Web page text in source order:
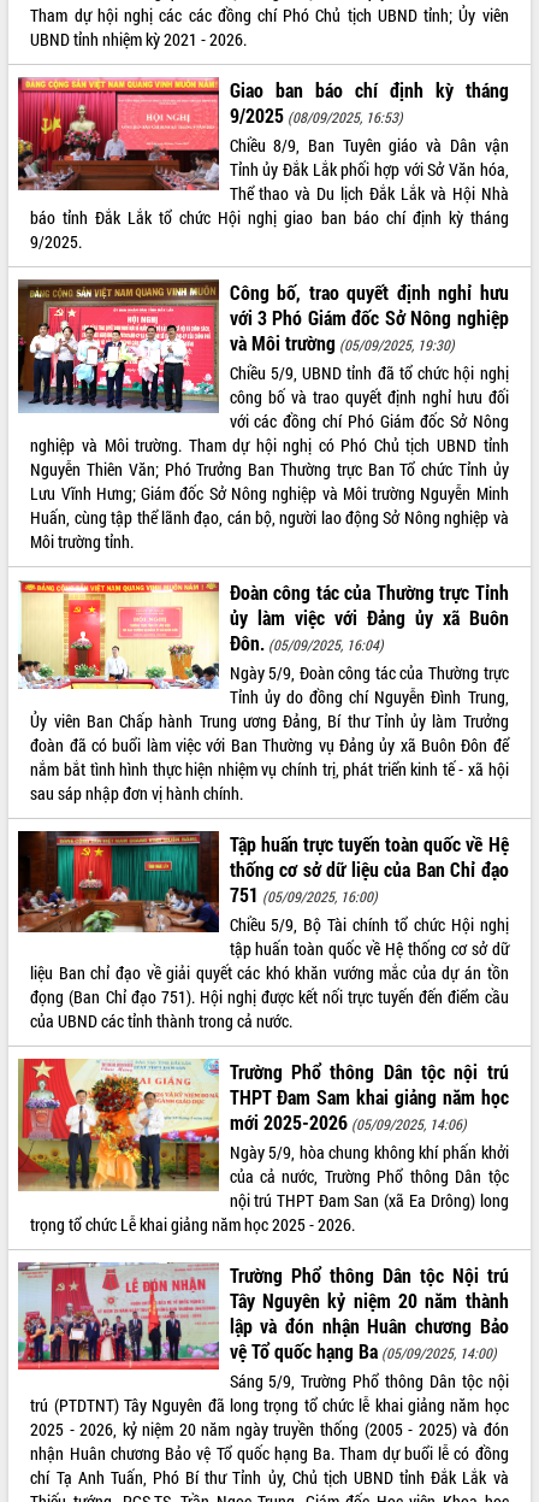
Triết thăm, tặng quà người có công với
cách mạng
Rà soát, hoàn thiện hệ thống thiết chế
văn hóa, thể thao đáp ứng yêu cầu
phát triển mới
Thường trực HĐND tỉnh Đắk Lắk gặp
mặt Đoàn chuyên gia y tế TP. Hồ Chí
Minh
Lễ truy điệu và an táng hài cốt liệt sĩ
tại Nghĩa trang Liệt sĩ xã Sơn Hòa
Bàn giải pháp tháo gỡ khó khăn trong
xuất khẩu sầu riêng và triển khai quy
định EUDR
Thứ trưởng Bộ Nông nghiệp và Môi
trường Nguyễn Hoàng Hiệp khảo sát
vùng trồng và doanh nghiệp đóng gói
Trình diễn nghệ thuật chế biến các
món ăn từ sầu riêng
Đắk Lắk công bố Quy hoạch và xúc
tiến đầu tư tỉnh
Ngành cá ngừ Đắk Lắk chủ động thích
ứng để giữ vững thị trường xuất khẩu
Diễn đàn Kinh tế tư nhân Việt Nam đột
phá cơ chế - Hợp tác công tư
Đề án 06 tạo bước ngoặt đột phá trong
Kết nối tour, đẩy mạnh chuyển đổi số
để phát triển du lịch Đắk Lắk
Khởi động Dự án Đầu tư xây dựng hạ
tầng kỹ thuật Cụm công nghiệp Tân
Tiến
Gặp mặt các cơ quan báo chí nhân Kỷ
niệm 101 năm Ngày Báo chí Cách
mạng Việt Nam
Đắk Lắk sơ kết 4 năm triển khai thực
hiện Đề án 06 của Chính phủ
Họp báo thông tin về Hội nghị Công bố
Quy hoạch và Xúc tiến đầu tư tỉnh Đắk
Lắk
Khơi thông điểm nghẽn, đẩy nhanh
giải ngân vốn khắc phục thiên tai
HĐND tỉnh thông qua điều chỉnh Quy
hoạch tỉnh thời kỳ 2021-2030
Hội thảo góp ý hồ sơ điều chỉnh quy
hoạch tỉnh Đắk Lắk thời kỳ 2021-2030,
tầm nhìn đến năm 2050
Nâng cao hiệu quả hoạt động của các
doanh nghiệp nhà nước
Hội nghị triển khai kết nối mạng
truyền số liệu chuyên dùng phục vụ cơ
quan Đảng, Nhà nước
Lễ phát động chuỗi hoạt động chung
tay làm sạch môi trường
Xã Ea Kar bước chuyển mình trong
công tác cải cách hành chính mô hình
mới
LIÊN KẾT WEB
THỐNG KÊ TRUY CẬP
Hôm nay: 26313
Tất cả: 66111981
Tham dự hội nghị các các đồng chí Phó Chủ tịch UBND tỉnh; Ủy viên
UBND tỉnh nhiệm kỳ 2021 - 2026.
Giao ban báo chí định kỳ tháng
9/2025 (08/09/2025, 16:53)
Chiều 8/9, Ban Tuyên giáo và Dân vận
Tỉnh ủy Đắk Lắk phối hợp với Sở Văn hóa,
Thể thao và Du lịch Đắk Lắk và Hội Nhà
báo tỉnh Đắk Lắk tổ chức Hội nghị giao ban báo chí định kỳ tháng
9/2025.
Công bố, trao quyết định nghỉ hưu
với 3 Phó Giám đốc Sở Nông nghiệp
và Môi trường (05/09/2025, 19:30)
Chiều 5/9, UBND tỉnh đã tổ chức hội nghị
công bố và trao quyết định nghỉ hưu đối
với các đồng chí Phó Giám đốc Sở Nông
nghiệp và Môi trường. Tham dự hội nghị có Phó Chủ tịch UBND tỉnh
Nguyễn Thiên Văn; Phó Trưởng Ban Thường trực Ban Tổ chức Tỉnh ủy
Lưu Vĩnh Hưng; Giám đốc Sở Nông nghiệp và Môi trường Nguyễn Minh
Huấn, cùng tập thể lãnh đạo, cán bộ, người lao động Sở Nông nghiệp và
Môi trường tỉnh.
Đoàn công tác của Thường trực Tỉnh
ủy làm việc với Đảng ủy xã Buôn
Đôn. (05/09/2025, 16:04)
Ngày 5/9, Đoàn công tác của Thường trực
Tỉnh ủy do đồng chí Nguyễn Đình Trung,
Ủy viên Ban Chấp hành Trung ương Đảng, Bí thư Tỉnh ủy làm Trưởng
đoàn đã có buổi làm việc với Ban Thường vụ Đảng ủy xã Buôn Đôn để
nắm bắt tình hình thực hiện nhiệm vụ chính trị, phát triển kinh tế - xã hội
sau sáp nhập đơn vị hành chính.
Tập huấn trực tuyến toàn quốc về Hệ
thống cơ sở dữ liệu của Ban Chỉ đạo
751 (05/09/2025, 16:00)
Chiều 5/9, Bộ Tài chính tổ chức Hội nghị
tập huấn toàn quốc về Hệ thống cơ sở dữ
liệu Ban chỉ đạo về giải quyết các khó khăn vướng mắc của dự án tồn
đọng (Ban Chỉ đạo 751). Hội nghị được kết nối trực tuyến đến điểm cầu
của UBND các tỉnh thành trong cả nước.
Trường Phổ thông Dân tộc nội trú
THPT Đam Sam khai giảng năm học
mới 2025-2026 (05/09/2025, 14:06)
Ngày 5/9, hòa chung không khí phấn khởi
của cả nước, Trường Phổ thông Dân tộc
nội trú THPT Đam San (xã Ea Drông) long
trọng tổ chức Lễ khai giảng năm học 2025 - 2026.
Trường Phổ thông Dân tộc Nội trú
Tây Nguyên kỷ niệm 20 năm thành
lập và đón nhận Huân chương Bảo
vệ Tổ quốc hạng Ba (05/09/2025, 14:00)
Sáng 5/9, Trường Phổ thông Dân tộc nội
trú (PTDTNT) Tây Nguyên đã long trọng tổ chức lễ khai giảng năm học
2025 - 2026, kỷ niệm 20 năm ngày truyền thống (2005 - 2025) và đón
nhận Huân chương Bảo vệ Tổ quốc hạng Ba. Tham dự buổi lễ có đồng
chí Tạ Anh Tuấn, Phó Bí thư Tỉnh ủy, Chủ tịch UBND tỉnh Đắk Lắk và